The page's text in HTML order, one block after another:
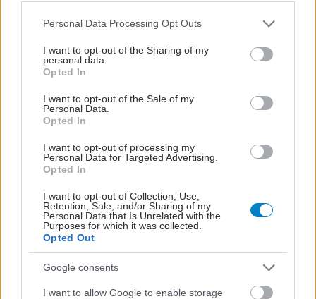
Please note that this website/app uses one or more Google
not limited to your visit or usage behaviour. You may click to
grant or deny consent to Google and its third-party tags to
use your data for below specified purposes in below Google
consent section.
Personal Data Processing Opt Outs
I want to opt-out of the Sharing of my
personal data.
Opted In
I want to opt-out of the Sale of my
Personal Data.
Opted In
I want to opt-out of processing my
Personal Data for Targeted Advertising.
Opted In
I want to opt-out of Collection, Use,
Retention, Sale, and/or Sharing of my
Personal Data that Is Unrelated with the
Purposes for which it was collected.
Opted Out
Google consents
I want to allow Google to enable storage
Τρίτη, 30 Απριλίου 2024, 09:51
νοσοκομείο "Παπαγεωργίου"
καρκίνο του δέρματος, οι δερματολόγοι του νοσοκομείου
διαδίδουν το μήνυμα του ετήσιου ελέγχου σπίλων ή άλλων
σημαδιών.